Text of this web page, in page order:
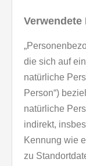
die sich auf
natürliche
Person“)
natürliche
indirekt,
Kennung wie
zu